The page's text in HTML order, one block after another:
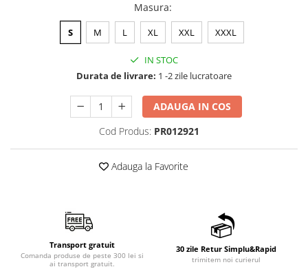
Masura:
S M L XL XXL XXXL
IN STOC
Durata de livrare: 1 -2 zile lucratoare
ADAUGA IN COS
Cod Produs: PR012921
Adauga la Favorite
Transport gratuit
Comanda produse de peste 300 lei si
ai transport gratuit.
30 zile Retur Simplu&Rapid
trimitem noi curierul